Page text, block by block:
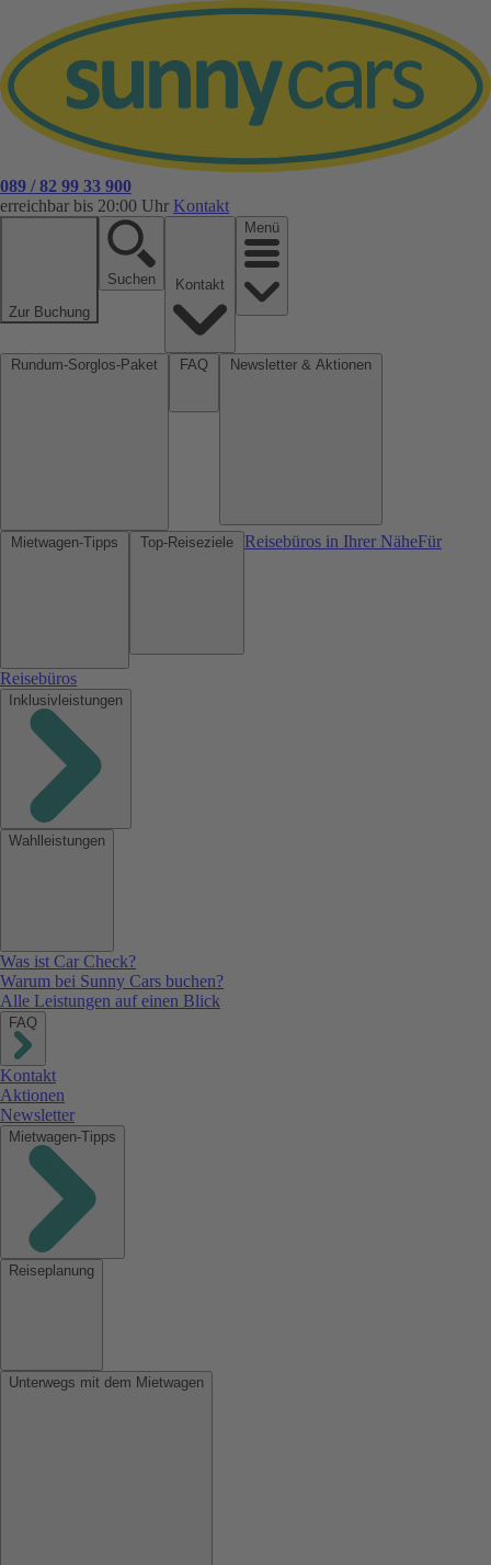
089 / 82 99 33 900
erreichbar bis 20:00 Uhr Kontakt
Zur Buchung
Suchen
Menü
Reisebüros in Ihrer NäheFür
Reisebüros
Inklusivleistungen
Wahlleistungen
Was ist Car Check?
Warum bei Sunny Cars buchen?
Alle Leistungen auf einen Blick
FAQ
Kontakt
Aktionen
Newsletter
Mietwagen-Tipps
Reiseplanung
Unterwegs mit dem Mietwagen